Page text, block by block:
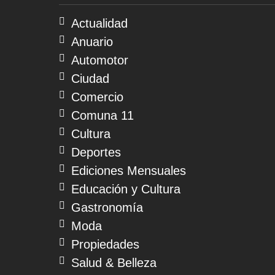
Actualidad
Anuario
Automotor
Ciudad
Comercio
Comuna 11
Cultura
Deportes
Ediciones Mensuales
Educación y Cultura
Gastronomía
Moda
Propiedades
Salud & Belleza
06